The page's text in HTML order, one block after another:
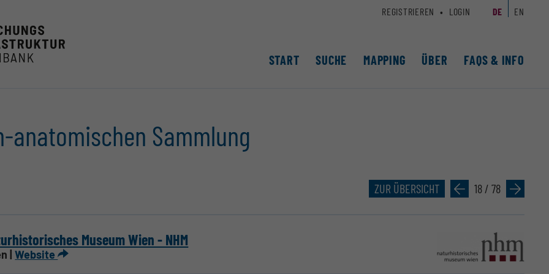
START SUCHE MAPPING ÜBER FAQS & INFO
REGISTRIEREN LOGIN DE EN
Sammlung
ZUR ÜBERSICHT » 18 / 78 »
Museum Wien - NHM
|Website